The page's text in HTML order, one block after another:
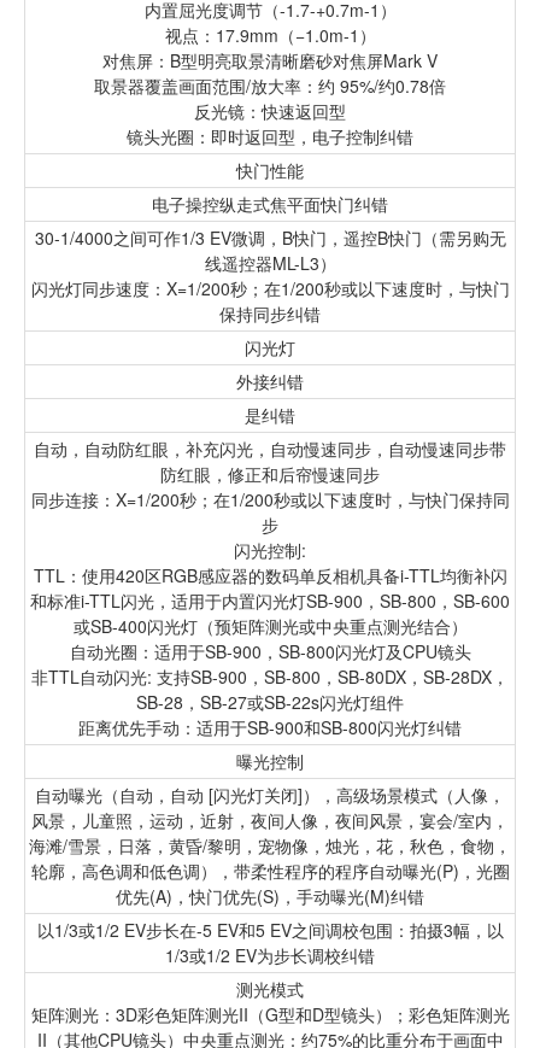
内置屈光度调节（-1.7-+0.7m-1）
视点：17.9mm（−1.0m-1）
对焦屏：B型明亮取景清晰磨砂对焦屏Mark V
取景器覆盖画面范围/放大率：约 95%/约0.78倍
反光镜：快速返回型
镜头光圈：即时返回型，电子控制纠错
快门性能
电子操控纵走式焦平面快门纠错
30-1/4000之间可作1/3 EV微调，B快门，遥控B快门（需另购无
线遥控器ML-L3）
闪光灯同步速度：X=1/200秒；在1/200秒或以下速度时，与快门
保持同步纠错
闪光灯
外接纠错
是纠错
自动，自动防红眼，补充闪光，自动慢速同步，自动慢速同步带
防红眼，修正和后帘慢速同步
同步连接：X=1/200秒；在1/200秒或以下速度时，与快门保持同
步
闪光控制:
TTL：使用420区RGB感应器的数码单反相机具备i-TTL均衡补闪
和标准i-TTL闪光，适用于内置闪光灯SB-900，SB-800，SB-600
或SB-400闪光灯（预矩阵测光或中央重点测光结合）
自动光圈：适用于SB-900，SB-800闪光灯及CPU镜头
非TTL自动闪光: 支持SB-900，SB-800，SB-80DX，SB-28DX，
SB-28，SB-27或SB-22s闪光灯组件
距离优先手动：适用于SB-900和SB-800闪光灯纠错
曝光控制
自动曝光（自动，自动 [闪光灯关闭]），高级场景模式（人像，
风景，儿童照，运动，近射，夜间人像，夜间风景，宴会/室内，
海滩/雪景，日落，黄昏/黎明，宠物像，烛光，花，秋色，食物，
轮廓，高色调和低色调），带柔性程序的程序自动曝光(P)，光圈
优先(A)，快门优先(S)，手动曝光(M)纠错
以1/3或1/2 EV步长在-5 EV和5 EV之间调校包围：拍摄3幅，以
1/3或1/2 EV为步长调校纠错
测光模式
矩阵测光：3D彩色矩阵测光II（G型和D型镜头）；彩色矩阵测光
II（其他CPU镜头）中央重点测光：约75%的比重分布于画面中